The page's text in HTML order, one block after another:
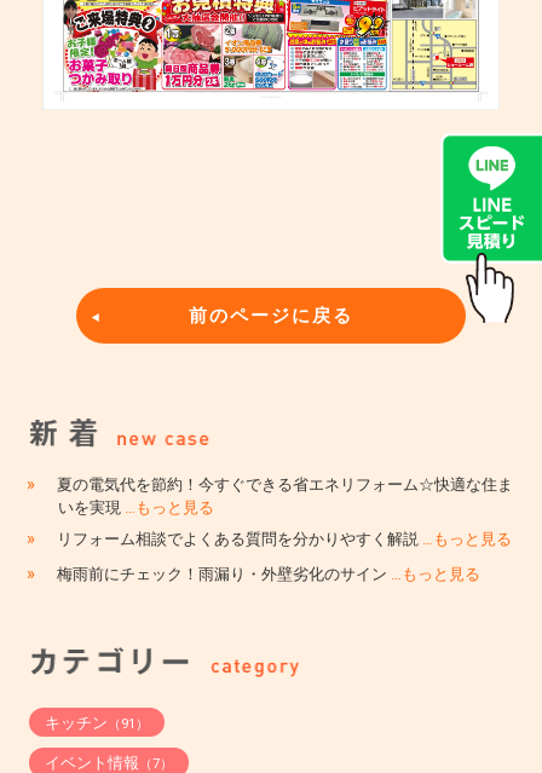
前のページに戻る
»
夏の電気代を節約！今すぐできる省エネリフォーム☆快適な住ま
いを実現
…もっと見る
» リフォーム相談でよくある質問を分かりやすく解説 …もっと見る
» 梅雨前にチェック！雨漏り・外壁劣化のサイン …もっと見る
キッチン （91）
イベント情報 （7）